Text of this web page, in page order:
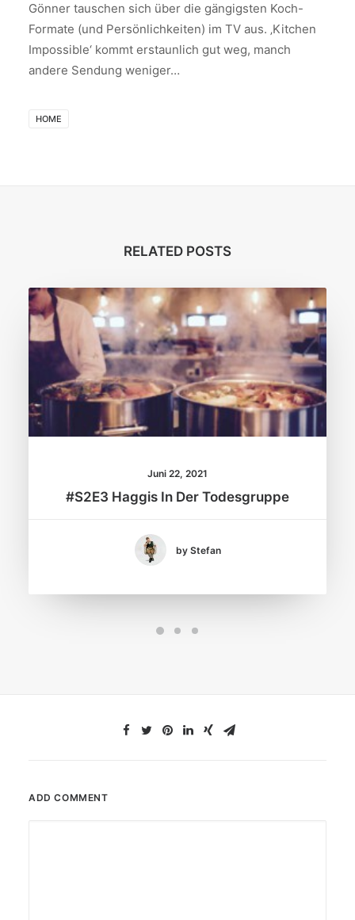
Gönner tauschen sich über die gängigsten Koch-
Formate (und Persönlichkeiten) im TV aus. ‚Kitchen
Impossible‘ kommt erstaunlich gut weg, manch
andere Sendung weniger…
HOME
RELATED POSTS
Juni 22, 2021
#S2E3 Haggis In Der Todesgruppe
by Stefan
ADD COMMENT